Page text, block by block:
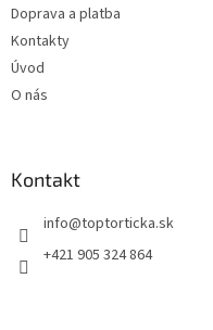
Doprava a platba
Kontakty
Úvod
O nás
Kontakt
+421 905 324 864